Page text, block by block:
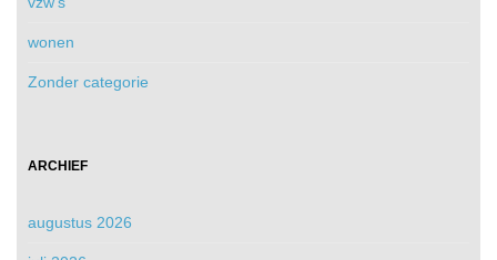
wonen
Zonder categorie
ARCHIEF
augustus 2026